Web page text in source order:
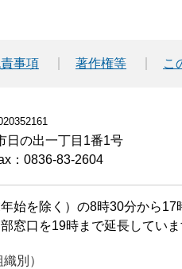
事項 著作権等 こ
日の出一丁目1番1号
：0836-83-2604
始を除く）の8時30分から17
窓口を19時まで延長していま
別）